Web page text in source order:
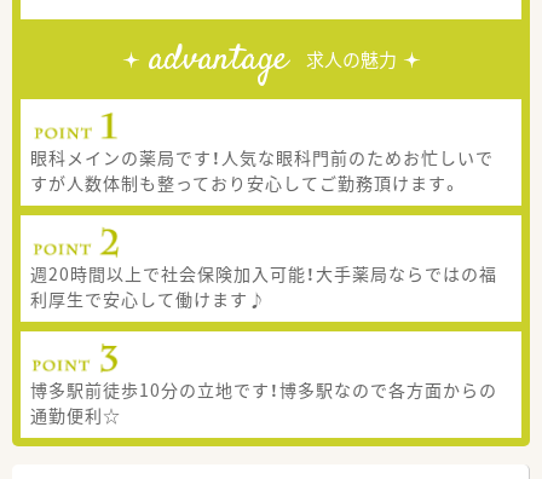
advantage 求人の魅力
眼科メインの薬局です！人気な眼科門前のためお忙しいで
すが人数体制も整っており安心してご勤務頂けます。
週20時間以上で社会保険加入可能！大手薬局ならではの福
利厚生で安心して働けます♪
博多駅前徒歩10分の立地です！博多駅なので各方面からの
通勤便利☆